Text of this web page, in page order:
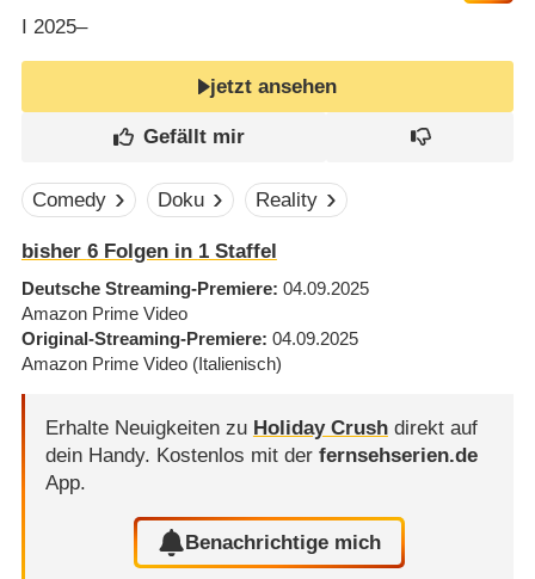
2025–
jetzt ansehen
Comedy Doku Reality
bisher 6Folgen in 1Staffel
Deutsche Streaming-Premiere 04.09.2025
Amazon Prime Video
Original-Streaming-Premiere 04.09.2025
Amazon Prime Video (Italienisch)
Erhalte Neuigkeiten zu Holiday Crushdirekt auf
dein Handy. Kostenlos mit der fernsehserien.de
App.
Benachrichtige mich